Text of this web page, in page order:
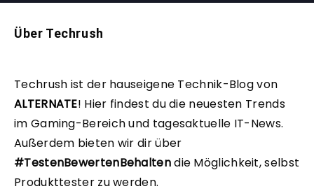
Über Techrush
Techrush ist der hauseigene Technik-Blog von
ALTERNATE! Hier findest du die neuesten Trends
im Gaming-Bereich und tagesaktuelle IT-News.
Außerdem bieten wir dir über
#TestenBewertenBehaltendie Möglichkeit, selbst
Produkttester zu werden.